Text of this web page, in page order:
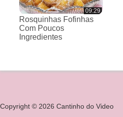
09:29
Rosquinhas Fofinhas
Com Poucos
Ingredientes
Copyright © 2026 Cantinho do Video